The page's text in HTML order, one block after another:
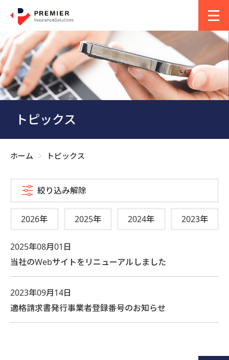
トピックス
ホーム >トピックス
絞り込み解除
2026年 2025年 2024年 2023年
2025年08月01日
当社のWebサイトをリニューアルしました
2023年09月14日
適格請求書発行事業者登録番号のお知らせ